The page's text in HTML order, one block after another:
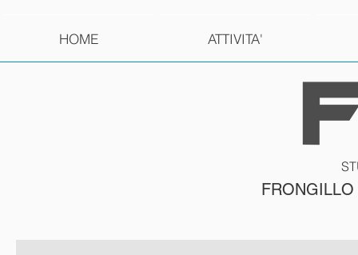
HOME ATTIVITA'